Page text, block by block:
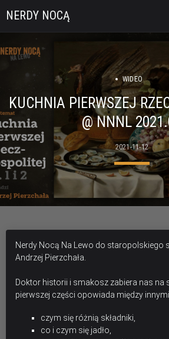
NERDY NOCĄ
WIDEO
KUCHNIA PIERWSZEJ
@ NNNL
2021-11-12
Nerdy Nocą Na Lewo do staropolskiego
Andrzej Pierzchała.
Doktor historii i smakosz zabiera nas na
pierwszej części opowiada między
czym się różnią składniki,
co i czym się jadło,